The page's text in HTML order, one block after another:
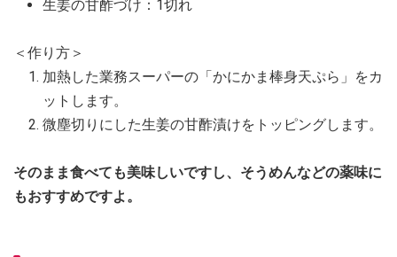
生姜の甘酢づけ：1切れ
＜作り方＞
加熱した業務スーパーの「かにかま棒身天ぷら」をカ
ットします。
微塵切りにした生姜の甘酢漬けをトッピングします。
そのまま食べても美味しいですし、そうめんなどの薬味に
もおすすめですよ。